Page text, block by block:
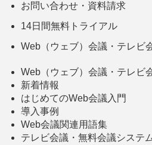
お問い合わせ・資料請求
14日間無料トライアル
Web（ウェブ）会議・テレビ
Web（ウェブ）会議・テレビ
新着情報
はじめてのWeb会議入門
導入事例
Web会議関連用語集
テレビ会議・無料会議システ